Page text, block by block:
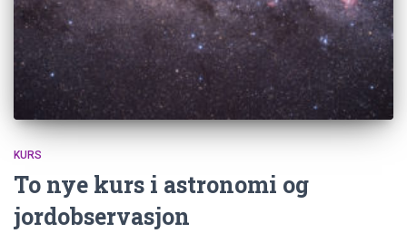
KURS
To nye kurs i astronomi og
jordobservasjon